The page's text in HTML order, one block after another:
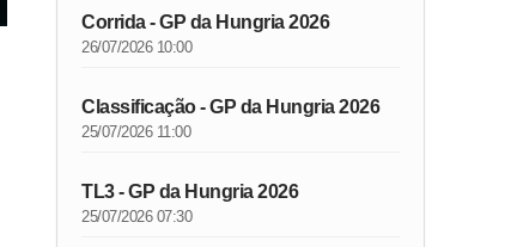
Corrida - GP da Hungria 2026
26/07/2026 10:00
Classificação - GP da Hungria 2026
25/07/2026 11:00
TL3 - GP da Hungria 2026
25/07/2026 07:30